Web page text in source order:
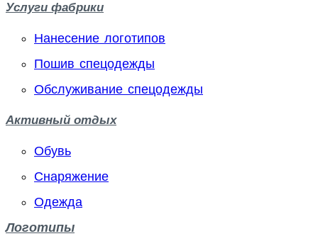
Услуги фабрики
Нанесение логотипов
Пошив спецодежды
Обслуживание спецодежды
Активный отдых
Обувь
Снаряжение
Одежда
Логотипы